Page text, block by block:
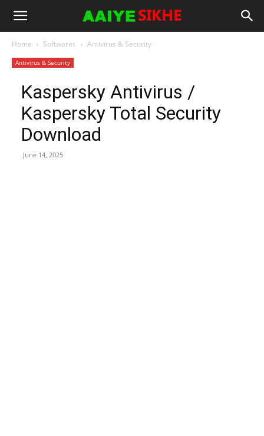
Home Softwares Antivirus & Security
Antivirus & Security
Kaspersky Antivirus /
Kaspersky Total Security
Download
June 14, 2025